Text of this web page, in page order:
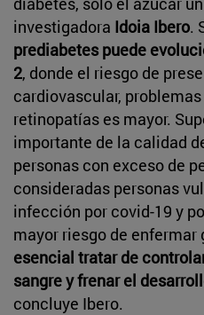
investigadora Idoia Ibero.
prediabetes puede
2, donde el riesgo de
cardiovascular,
retinopatías es mayor.
importante de la calidad
personas con exceso de
consideradas personas
infección por covid-19 y
mayor riesgo de enfermar
esencial tratar de
sangre y frenar el
concluye Ibero.